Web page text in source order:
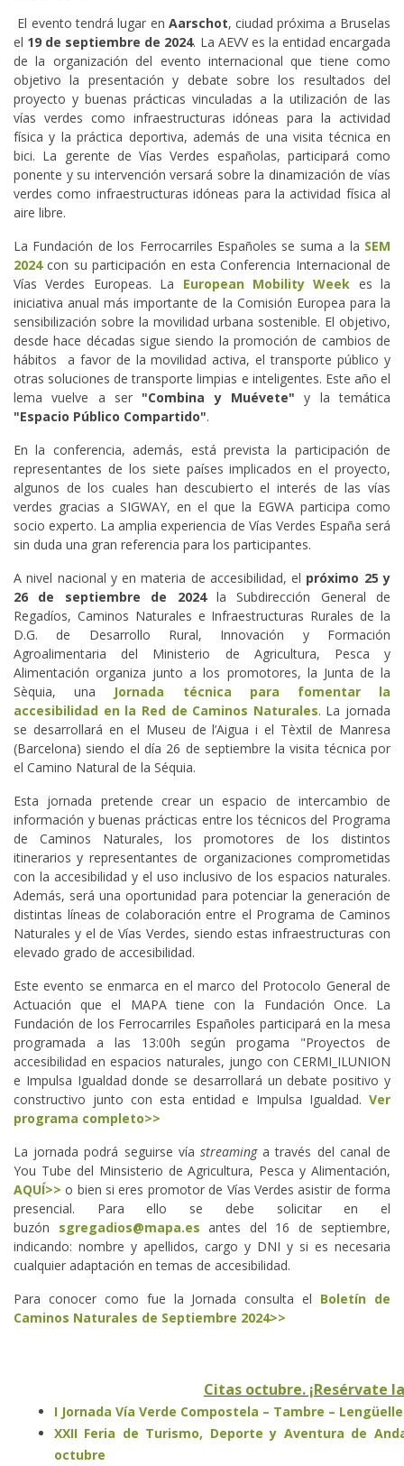
El evento tendrá lugar en Aarschot, ciudad próxima a Bruselas
el 19 de septiembre de 2024. La AEVV es la entidad encargada
de la organización del evento internacional que tiene como
objetivo la presentación y debate sobre los resultados del
proyecto y buenas prácticas vinculadas a la utilización de las
vías verdes como infraestructuras idóneas para la actividad
física y la práctica deportiva, además de una visita técnica en
bici. La gerente de Vías Verdes españolas, participará como
ponente y su intervención versará sobre la dinamización de vías
verdes como infraestructuras idóneas para la actividad física al
aire libre.
La Fundación de los Ferrocarriles Españoles se suma a la SEM
2024con su participación en esta Conferencia Internacional de
Vías Verdes Europeas. La European Mobility Week es la
iniciativa anual más importante de la Comisión Europea para la
sensibilización sobre la movilidad urbana sostenible. El objetivo,
desde hace décadas sigue siendo la promoción de cambios de
hábitos a favor de la movilidad activa, el transporte público y
otras soluciones de transporte limpias e inteligentes. Este año el
lema vuelve a ser "Combina y Muévete"y la temática
"Espacio Público Compartido".
En la conferencia, además, está prevista la participación de
representantes de los siete países implicados en el proyecto,
algunos de los cuales han descubierto el interés de las vías
verdes gracias a SIGWAY, en el que la EGWA participa como
socio experto. La amplia experiencia de Vías Verdes España será
sin duda una gran referencia para los participantes.
A nivel nacional y en materia de accesibilidad, el próximo 25 y
26 de septiembre de 2024la Subdirección General de
Regadíos, Caminos Naturales e Infraestructuras Rurales de la
D.G. de Desarrollo Rural, Innovación y Formación
Agroalimentaria del Ministerio de Agricultura, Pesca y
Alimentación organiza junto a los promotores, la Junta de la
Sèquia, una Jornada técnica para fomentar la
accesibilidad en la Red de Caminos Naturales. La jornada
se desarrollará en el Museu de l’Aigua i el Tèxtil de Manresa
(Barcelona) siendo el día 26 de septiembre la visita técnica por
el Camino Natural de la Séquia.
Esta jornada pretende crear un espacio de intercambio de
información y buenas prácticas entre los técnicos del Programa
de Caminos Naturales, los promotores de los distintos
itinerarios y representantes de organizaciones comprometidas
con la accesibilidad y el uso inclusivo de los espacios naturales.
Además, será una oportunidad para potenciar la generación de
distintas líneas de colaboración entre el Programa de Caminos
Naturales y el de Vías Verdes, siendo estas infraestructuras con
elevado grado de accesibilidad.
Este evento se enmarca en el marco del Protocolo General de
Actuación que el MAPA tiene con la Fundación Once. La
Fundación de los Ferrocarriles Españoles participará en la mesa
programada a las 13:00h según progama "Proyectos de
accesibilidad en espacios naturales, jungo con CERMI_ILUNION
e Impulsa Igualdad donde se desarrollará un debate positivo y
constructivo junto con esta entidad e Impulsa Igualdad. Ver
programa completo>>
La jornada podrá seguirse vía streaminga través del canal de
You Tube del Minsisterio de Agricultura, Pesca y Alimentación,
AQUÍ>> o bien si eres promotor de Vías Verdes asistir de forma
presencial. Para ello se debe solicitar en el
buzón sgregadios@mapa.es antes del 16 de septiembre,
indicando: nombre y apellidos, cargo y DNI y si es necesaria
cualquier adaptación en temas de accesibilidad.
Para conocer como fue la Jornada consulta el Boletín de
Caminos Naturales de Septiembre 2024>>
Citas octubre. ¡Resérvate
I Jornada Vía Verde Compostela – Tambre –
XXII Feria de Turismo, Deporte y Aventura de
octubre